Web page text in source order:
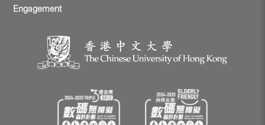
Engagement